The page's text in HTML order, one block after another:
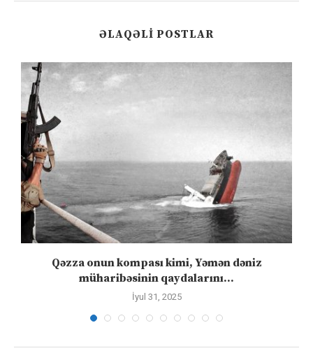
ƏLAQƏLI POSTLAR
Qəzza onun kompası kimi, Yəmən dəniz
müharibəsinin qaydalarını...
İyul 31, 2025